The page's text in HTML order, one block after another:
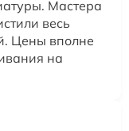
Мастера
весь
Цены вполне
на